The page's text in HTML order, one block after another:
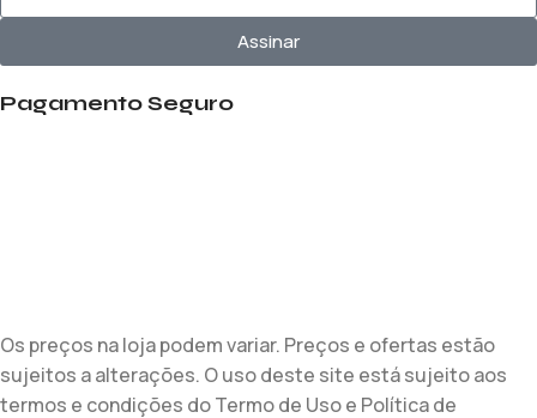
Assinar
Pagamento Seguro
Os preços na loja podem variar. Preços e ofertas estão
sujeitos a alterações. O uso deste site está sujeito aos
termos e condições do Termo de Uso e Política de